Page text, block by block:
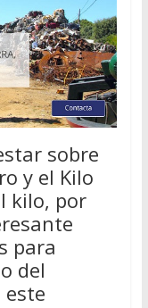
sobre
y el Kilo
kilo, por
para
del
este